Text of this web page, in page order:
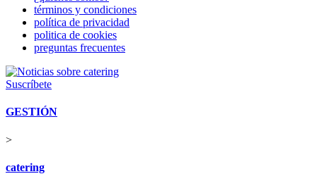
términos y condiciones
política de privacidad
politica de cookies
preguntas frecuentes
Suscríbete
GESTIÓN
>
catering